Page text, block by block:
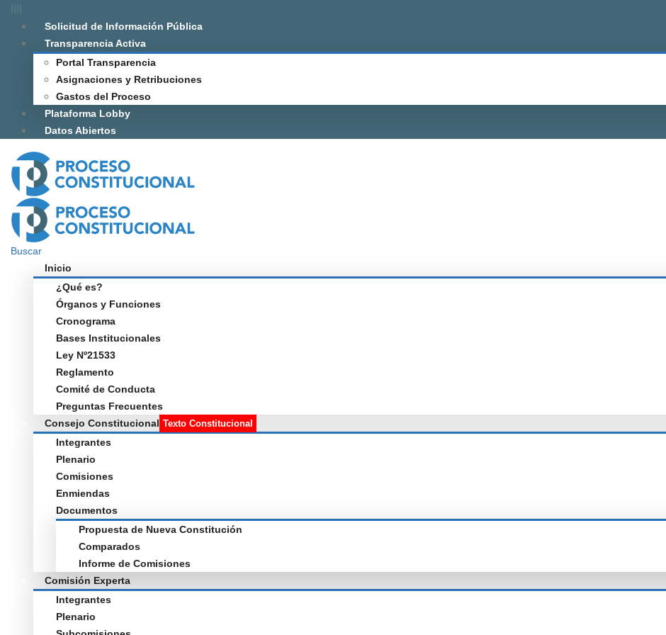
Solicitud de Información Pública
Transparencia Activa
Portal Transparencia
Asignaciones y Retribuciones
Gastos del Proceso
Plataforma Lobby
Datos Abiertos
Buscar
Inicio
¿Qué es?
Órganos y Funciones
Cronograma
Bases Institucionales
Ley Nº21533
Reglamento
Comité de Conducta
Preguntas Frecuentes
Consejo Constitucional Texto Constitucional
Integrantes
Plenario
Comisiones
Enmiendas
Documentos
Propuesta de Nueva Constitución
Comparados
Informe de Comisiones
Comisión Experta
Integrantes
Plenario